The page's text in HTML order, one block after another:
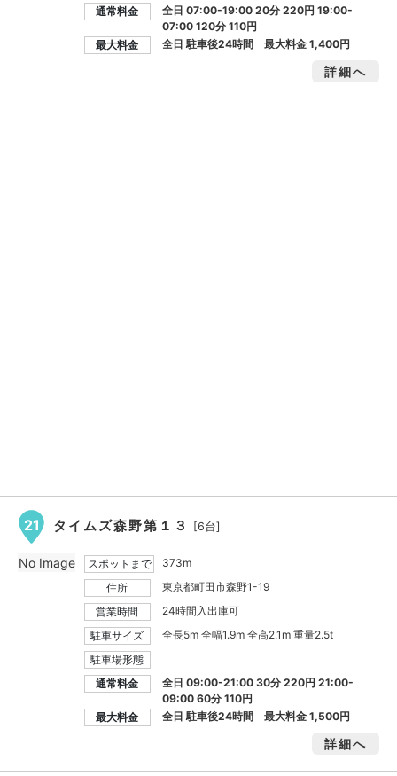
通常料金
全日 07:00-19:00 20分 220円 19:00-
07:00 120分 110円
最大料金
全日 駐車後24時間 最大料金1,400円
詳細へ
21 タイムズ森野第１３ [6台]
スポットまで
373m
住所
東京都町田市森野1-19
営業時間
24時間入出庫可
駐車サイズ
全長5m 全幅1.9m 全高2.1m 重量2.5t
駐車場形態
通常料金
全日 09:00-21:00 30分 220円 21:00-
09:00 60分 110円
最大料金
全日 駐車後24時間 最大料金1,500円
詳細へ
No Image